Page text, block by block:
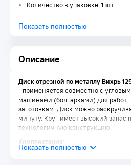
Описание
Количество в упаковке:1 шт.
Показать полностью
Диск отрезной по металлу Вихрь
- применяется совместно с
машинами (болгарками) для работ
заготовкам. Диск можно
минуту. Круг имеет высокий запас
технологичную конструкцию.
Комплектация: